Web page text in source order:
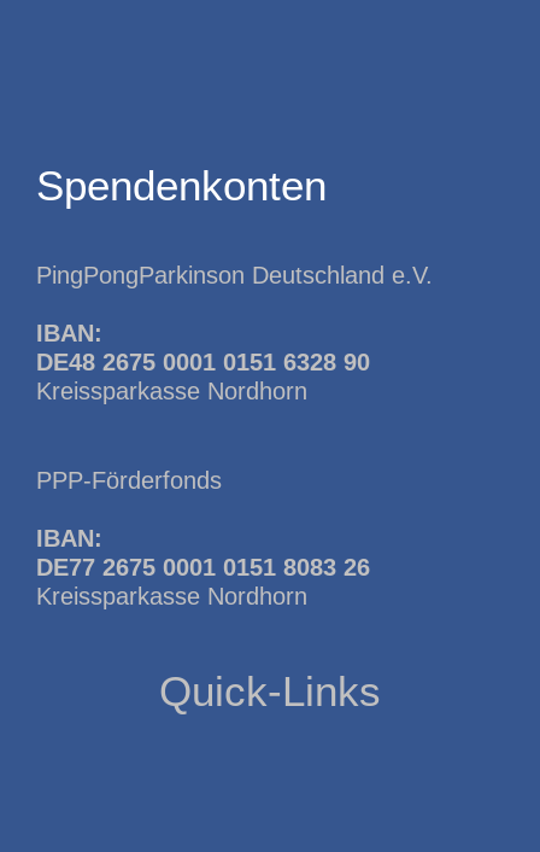
Spendenkonten
PingPongParkinson Deutschland e.V.
IBAN:
DE48 2675 0001 0151 6328 90
Kreissparkasse Nordhorn
PPP-Förderfonds
IBAN:
DE77 2675 0001 0151 8083 26
Kreissparkasse Nordhorn
Quick-Links